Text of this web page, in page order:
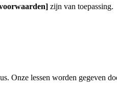
zijn van toepassing.
Onze lessen worden gegeven